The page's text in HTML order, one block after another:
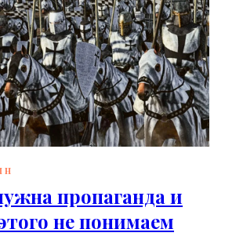
пропаганда и
не понимаем